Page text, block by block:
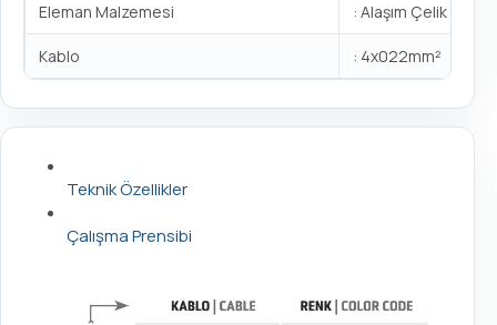
Eleman Malzemesi : Alaşım Çelik /
Kablo : 4x022mm²
Teknik Özellikler
Çalışma Prensibi